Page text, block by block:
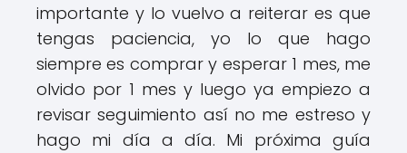
importante y lo vuelvo a reiterar es que
tengas paciencia, yo lo que hago
siempre es comprar y esperar 1 mes, me
olvido por 1 mes y luego ya empiezo a
revisar seguimiento así no me estreso y
hago mi día a día. Mi próxima guía